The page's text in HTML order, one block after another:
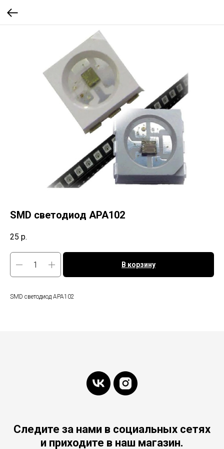
SMD светодиод APA102
25 р.
В корзину
SMD светодиод APA102
Следите за нами в социальных сетях
и приходите в наш магазин.